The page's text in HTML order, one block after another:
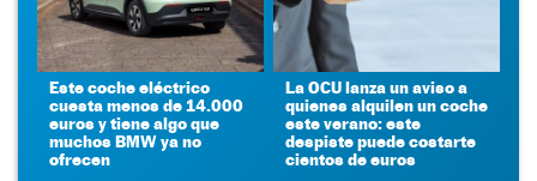
Este coche eléctrico
cuesta menos de 14.000
euros y tiene algo que
muchos BMW ya no
ofrecen
La OCU lanza un aviso a
quienes alquilen un coche
este verano: este
despiste puede costarte
cientos de euros